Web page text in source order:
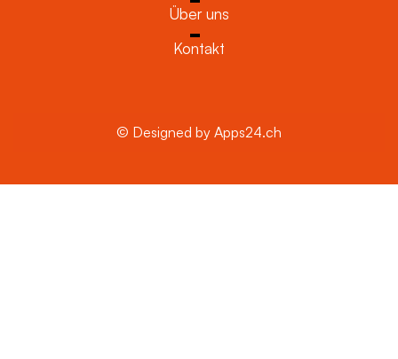
Über uns
Kontakt
© Designed by Apps24.ch